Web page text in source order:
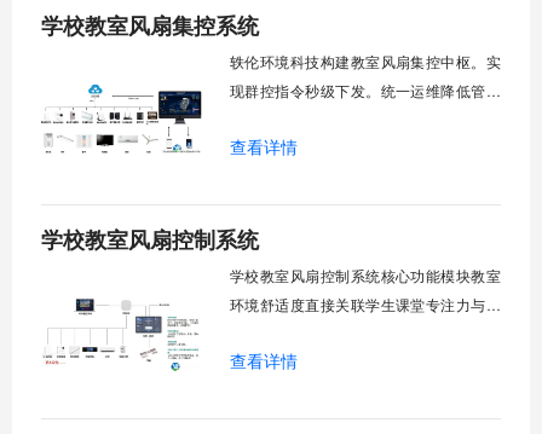
学校教室风扇集控系统
轶伦环境科技构建教室风扇集控中枢。实
现群控指令秒级下发。统一运维降低管理
巡检盲区。保障教学环境温湿度适宜。数
块清单：远程集中控制。智能定时调度。
环境自适应调节。能耗监测统计。故障预
警诊断。权限分级管理。一、远程集中控
制1.
查看详情
学校教室风扇控制系统
学校教室风扇控制系统核心功能模块教室
环境舒适度直接关联学生课堂专注力与学
领域，打造教室风扇控制系统，实现温度
分组联动、安全防护六大模块一体化运
查看详情